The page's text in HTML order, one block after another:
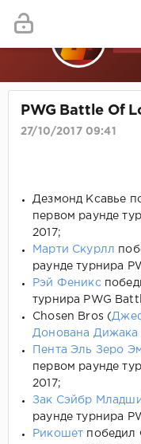
PWG Battle Of
27/10/2017 09:41
Дезмонд Ксавье
первом раунде
2017;
Марти Скурлл
раунде турнира
Рэй Феникс
турнира PWG
Chosen Bros (
Донована Дижака
Пента Эль Зеро
первом раунде
2017;
Зак Сэйбр
раунде турнира
Рикошет победил